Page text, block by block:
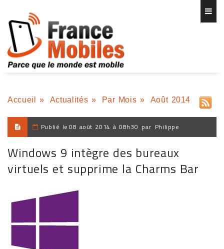
Accueil » Actualités » Par Mois » Août 2014
Publié le 08 août 2014 à 08h30 par Philippe
Windows 9 intègre des bureaux
virtuels et supprime la Charms Bar